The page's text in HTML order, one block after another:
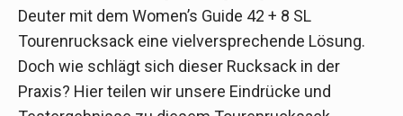
Deuter mit dem Women’s Guide 42 + 8 SL
Tourenrucksack eine vielversprechende Lösung.
Doch wie schlägt sich dieser Rucksack in der
Praxis? Hier teilen wir unsere Eindrücke und